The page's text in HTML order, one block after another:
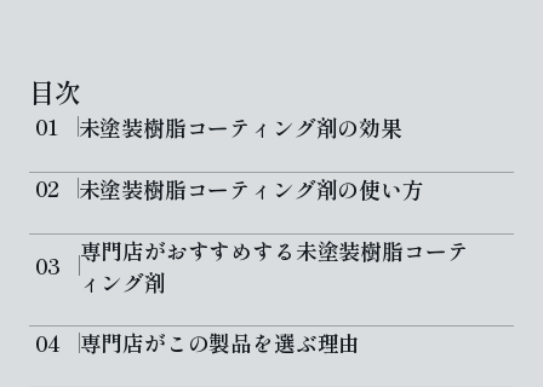
目次
未塗装樹脂コーティング剤の効果
未塗装樹脂コーティング剤の使い方
専門店がおすすめする未塗装樹脂コーテ
ィング剤
専門店がこの製品を選ぶ理由